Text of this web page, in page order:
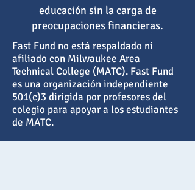
educación sin la carga de
preocupaciones financieras.
Fast Fund no está respaldado ni
afiliado con Milwaukee Area
Technical College (MATC). Fast Fund
es una organización independiente
501(c)3 dirigida por profesores del
colegio para apoyar a los estudiantes
de MATC.